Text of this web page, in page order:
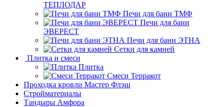
ТЕПЛОДАР
Печи для бани ТМФ
Печи для бани
ЭВЕРЕСТ
Печи для бани ЭТНА
Сетки для камней
Плитка и смеси
Плитка
Смеси Терракот
Проходка кровли Мастер Флэш
Стройматериалы
Тандыры Амфора